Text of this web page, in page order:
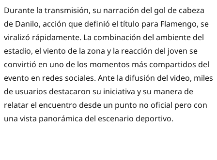
Durante la transmisión, su narración del gol de cabeza
de Danilo, acción que definió el título para Flamengo, se
viralizó rápidamente. La combinación del ambiente del
estadio, el viento de la zona y la reacción del joven se
convirtió en uno de los momentos más compartidos del
evento en redes sociales. Ante la difusión del video, miles
de usuarios destacaron su iniciativa y su manera de
relatar el encuentro desde un punto no oficial pero con
una vista panorámica del escenario deportivo.